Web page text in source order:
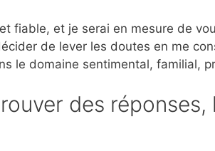
fiable, et je serai en mesure de
de lever les doutes en me
le domaine sentimental, familial,
des